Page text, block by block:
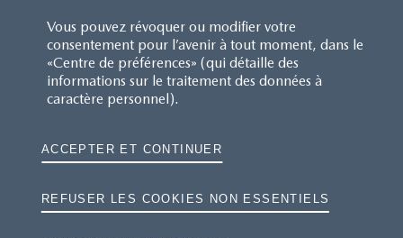
MOTORISATION ET TRANSMISSION
PERFORMANCES ET ÉMISSIONS
Vous pouvez révoquer ou modifier votre
consentement pour l’avenir à tout moment, dans le
«Centre de préférences» (qui détaille des
informations sur le traitement des données à
caractère personnel).
ACCEPTER ET CONTINUER
REFUSER LES COOKIES NON ESSENTIELS